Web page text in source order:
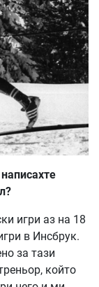
игри аз на 18
в Инсбрук.
за тази
който